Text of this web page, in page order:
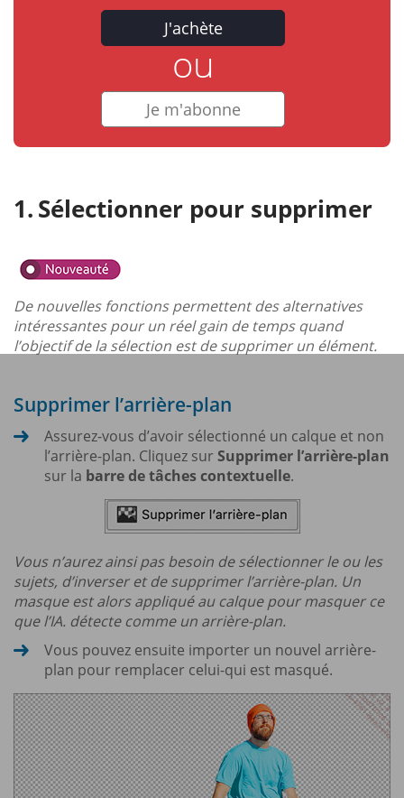
J'achète
ou
Je m'abonne
Sélectionner pour supprimer
De nouvelles fonctions permettent des alternatives
intéressantes pour un réel gain de temps quand
l’objectif de la sélection est de supprimer un élément.
Supprimer l’arrière-plan
Assurez-vous d’avoir sélectionné un calque et non
l’arrière-plan. Cliquez sur Supprimer l’arrière-plan
sur la barre de tâches contextuelle.
Vous n’aurez ainsi pas besoin de sélectionner le ou les
sujets, d’inverser et de supprimer l’arrière-plan. Un
masque est alors appliqué au calque pour masquer ce
que l’IA. détecte comme un arrière-plan.
Vous pouvez ensuite importer un nouvel arrière-
plan pour remplacer celui-qui est masqué.